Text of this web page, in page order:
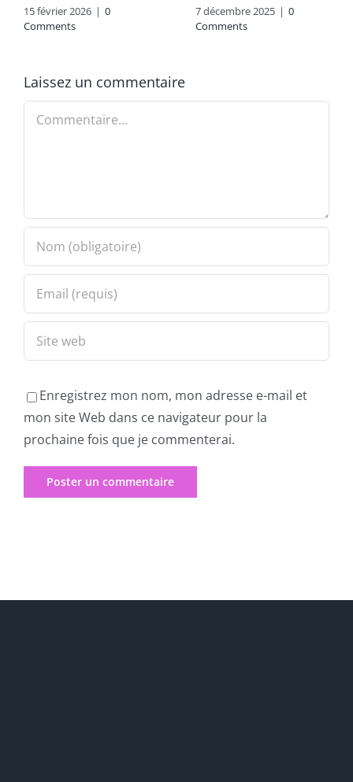
15 février 2026 | 0
Comments
7 décembre 2025 | 0
Comments
Laissez un commentaire
Commentaire
Enregistrez mon nom, mon adresse e-mail et
mon site Web dans ce navigateur pour la
prochaine fois que je commenterai.